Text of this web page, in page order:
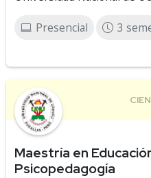
Presencial 3
Maestría en
Psicopedagogía